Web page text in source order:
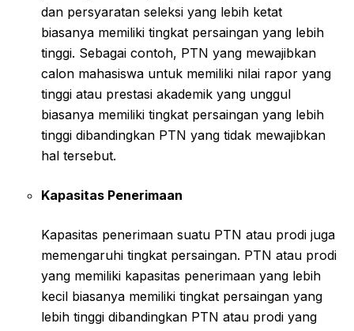
dan persyaratan seleksi yang lebih ketat
biasanya memiliki tingkat persaingan yang lebih
tinggi. Sebagai contoh, PTN yang mewajibkan
calon mahasiswa untuk memiliki nilai rapor yang
tinggi atau prestasi akademik yang unggul
biasanya memiliki tingkat persaingan yang lebih
tinggi dibandingkan PTN yang tidak mewajibkan
hal tersebut.
Kapasitas Penerimaan
Kapasitas penerimaan suatu PTN atau prodi juga
memengaruhi tingkat persaingan. PTN atau prodi
yang memiliki kapasitas penerimaan yang lebih
kecil biasanya memiliki tingkat persaingan yang
lebih tinggi dibandingkan PTN atau prodi yang